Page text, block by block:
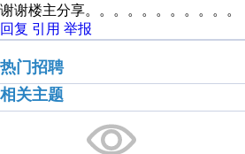
谢谢楼主分享。。。。。。。。。。。
回复 引用 举报
热门招聘
相关主题